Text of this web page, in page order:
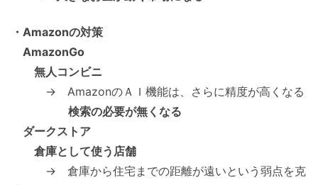
・Amazonの対策
AmazonGo
無人コンビニ
→ AmazonのＡＩ機能は、さらに精度が高くなる
検索の必要が無くなる
ダークストア
倉庫として使う店舗
→ 倉庫から住宅までの距離が遠いという弱点を克